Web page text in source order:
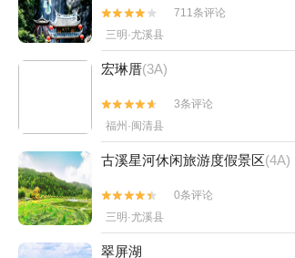


711条评论
三明·尤溪县
宏琳厝(3A)


3条评论
福州·闽清县
古溪星河休闲旅游度假景区(4A)


0条评论
三明·尤溪县
翠屏湖